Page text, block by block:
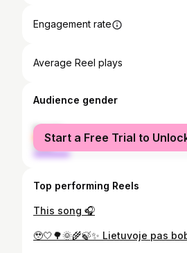
Engagement rate
Average Reel plays
Audience gender
female
male
Start a Free Trial to
Top performing Reels
This song 🎧